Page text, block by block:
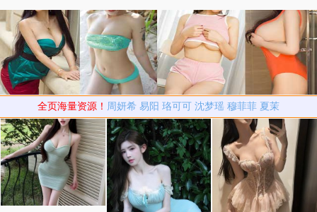
全页海量资源！ 周妍希 易阳 珞可可 沈梦瑶 穆菲菲 夏茉